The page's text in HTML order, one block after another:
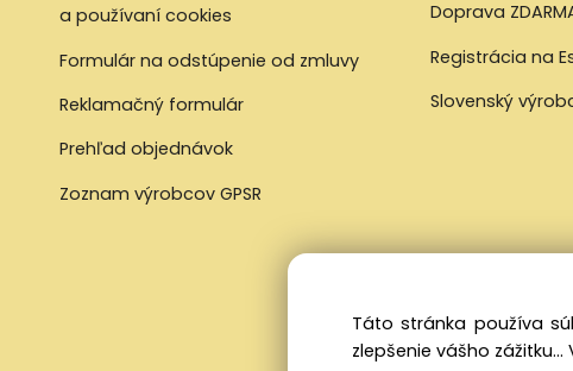
a používaní cookies
Formulár na odstúpenie od zmluvy
Reklamačný formulár
Prehľad objednávok
Zoznam výrobcov GPSR
Doprava
Registrácia na
Slovenský
Táto stránka používa
zlepšenie vášho zážitku...